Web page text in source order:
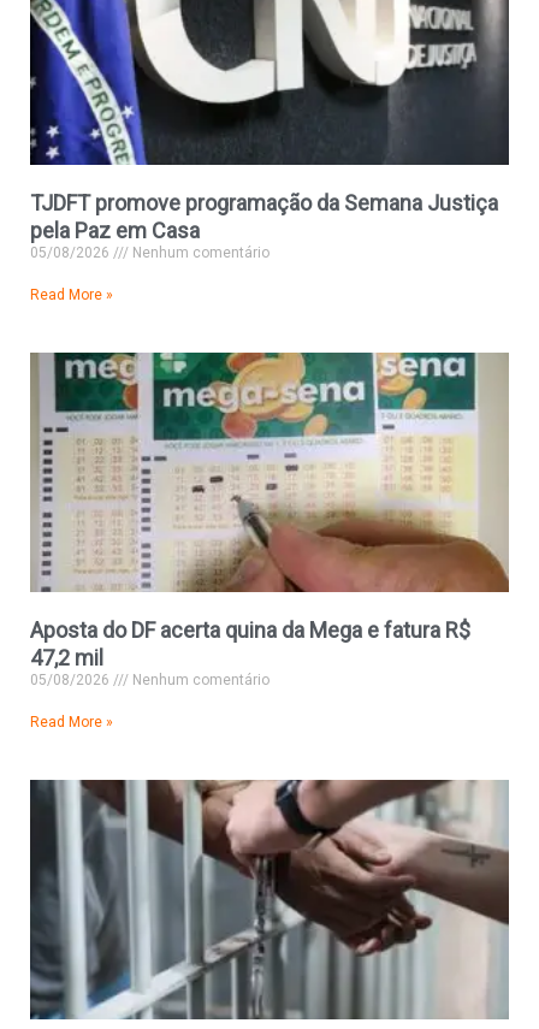
TJDFT promove programação da Semana Justiça
pela Paz em Casa
05/08/2026 Nenhum comentário
Read More »
Aposta do DF acerta quina da Mega e fatura R$
47,2 mil
05/08/2026 Nenhum comentário
Read More »